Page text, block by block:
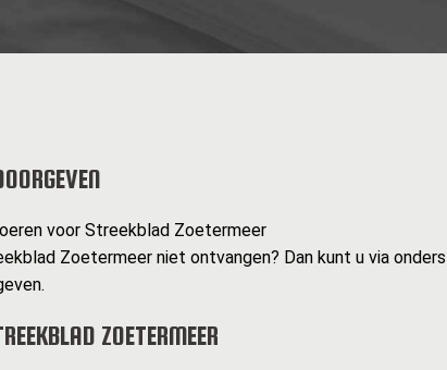
voor Streekblad Zoetermeer
Zoetermeer niet ontvangen? Dan kunt u via
ZOETERMEER